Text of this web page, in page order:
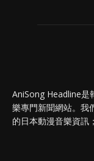
AniSong Headline是
樂專門新聞網站。我
的日本動漫音樂資訊